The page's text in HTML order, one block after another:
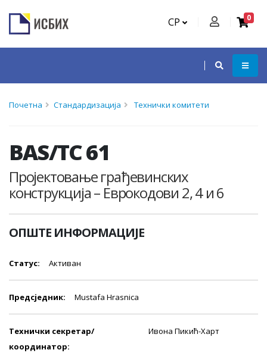
СР 0
Почетна Стандардизација Технички комитети
BAS/TC 61
Пројектовање грађевинских
конструкција – Еврокодови 2, 4 и 6
ОПШТЕ ИНФОРМАЦИЈЕ
Статус: Активан
Предсjедник: Mustafa Hrasnica
Технички секретар/
координатор:
Ивона Пикић-Харт